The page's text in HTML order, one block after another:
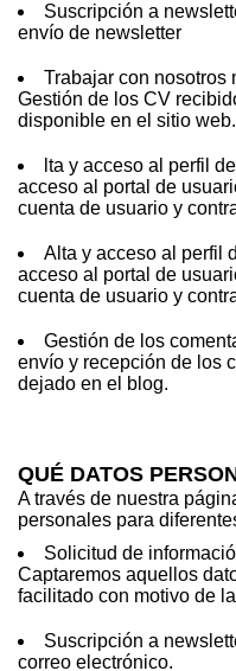
Suscripción a
envío de newsletter
Trabajar con nosotros
Gestión de los CV
disponible en el sitio web.
lta y acceso al perfil
acceso al portal de
cuenta de usuario y
Alta y acceso al perfil
acceso al portal de
cuenta de usuario y
Gestión de los
envío y recepción de los
dejado en el blog.
QUÉ DATOS
A través de nuestra
personales para
Solicitud de
Captaremos aquellos
facilitado con motivo de
Suscripción a
correo electrónico.